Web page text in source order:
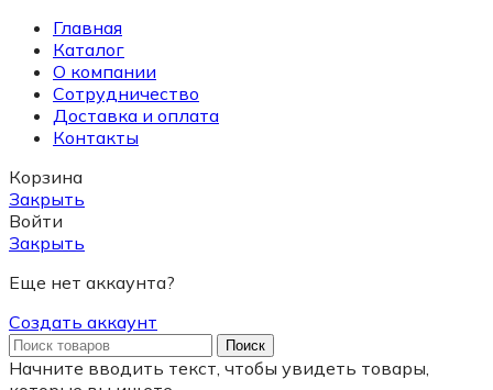
Главная
Каталог
О компании
Сотрудничество
Доставка и оплата
Контакты
Корзина
Закрыть
Войти
Закрыть
Еще нет аккаунта?
Создать аккаунт
Поиск
Начните вводить текст, чтобы увидеть товары,